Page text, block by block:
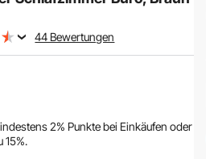
44 Bewertungen
2% Punkte bei Einkäufen oder
15%.